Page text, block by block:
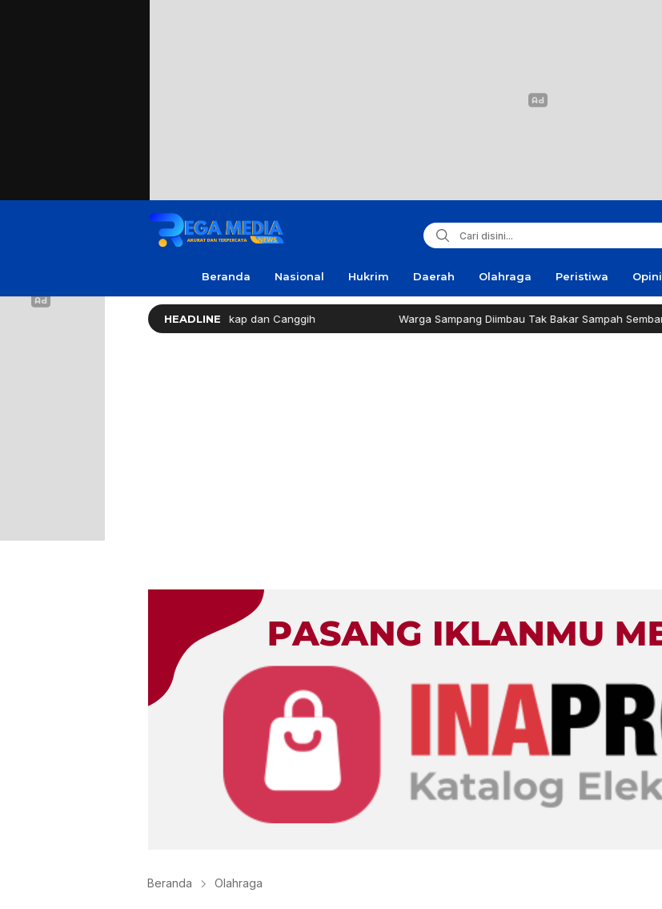
Beranda Nasional Hukrim Daerah Olahraga Peristiwa Opini
HEADLINE
Dengan Fasilitas Lengkap dan Canggih Warga Sampang Diimbau Tak Bakar Sampah Sembarangan
Beranda Olahraga